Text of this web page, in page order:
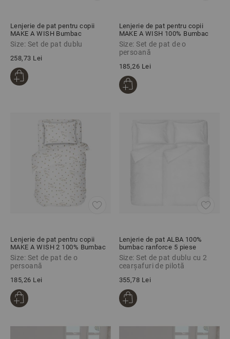
Lenjerie de pat pentru copii
MAKE A WISH Bumbac
Ranforce 100% 4 piese
Size: Set de pat dublu
258,73 Lei
Lenjerie de pat pentru copii
MAKE A WISH 100% Bumbac
Ranforce 3 piese
Size: Set de pat de o
persoană
185,26 Lei
Lenjerie de pat pentru copii
MAKE A WISH 2 100% Bumbac
Ranforce 3 piese
Size: Set de pat de o
persoană
185,26 Lei
Lenjerie de pat ALBA 100%
bumbac ranforce 5 piese
Size: Set de pat dublu cu 2
cearșafuri de pilotă
355,78 Lei